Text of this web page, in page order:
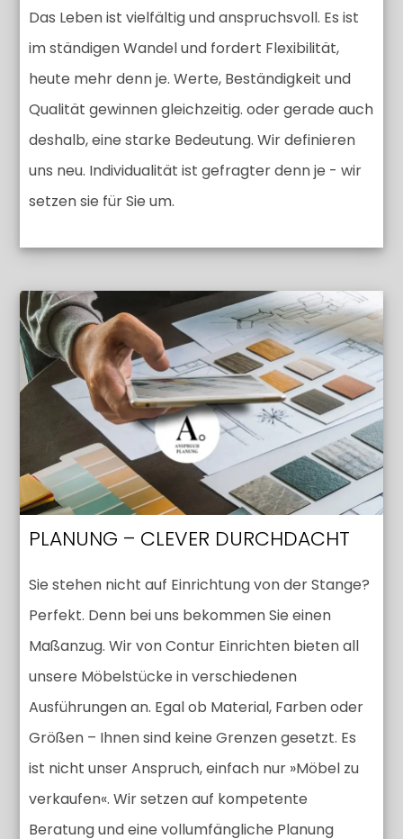
Das Leben ist vielfältig und anspruchsvoll. Es ist
im ständigen Wandel und fordert Flexibilität,
heute mehr denn je. Werte, Beständigkeit und
Qualität gewinnen gleichzeitig. oder gerade auch
deshalb, eine starke Bedeutung. Wir definieren
uns neu. Individualität ist gefragter denn je - wir
setzen sie für Sie um.
PLANUNG – CLEVER DURCHDACHT
Sie stehen nicht auf Einrichtung von der Stange?
Perfekt. Denn bei uns bekommen Sie einen
Maßanzug. Wir von Contur Einrichten bieten all
unsere Möbelstücke in verschiedenen
Ausführungen an. Egal ob Material, Farben oder
Größen – Ihnen sind keine Grenzen gesetzt. Es
ist nicht unser Anspruch, einfach nur »Möbel zu
verkaufen«. Wir setzen auf kompetente
Beratung und eine vollumfängliche Planung